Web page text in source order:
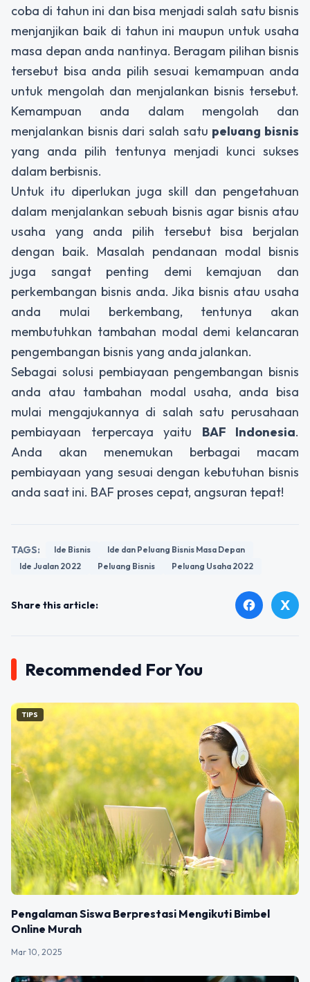
coba di tahun ini dan bisa menjadi salah satu bisnis
menjanjikan baik di tahun ini maupun untuk usaha
masa depan anda nantinya. Beragam pilihan bisnis
tersebut bisa anda pilih sesuai kemampuan anda
untuk mengolah dan menjalankan bisnis tersebut.
Kemampuan anda dalam mengolah dan
menjalankan bisnis dari salah satu peluang bisnis
yang anda pilih tentunya menjadi kunci sukses
dalam berbisnis.
Untuk itu diperlukan juga skill dan pengetahuan
dalam menjalankan sebuah bisnis agar bisnis atau
usaha yang anda pilih tersebut bisa berjalan
dengan baik. Masalah pendanaan modal bisnis
juga sangat penting demi kemajuan dan
perkembangan bisnis anda. Jika bisnis atau usaha
anda mulai berkembang, tentunya akan
membutuhkan tambahan modal demi kelancaran
pengembangan bisnis yang anda jalankan.
Sebagai solusi pembiayaan pengembangan bisnis
anda atau tambahan modal usaha, anda bisa
mulai mengajukannya di salah satu perusahaan
pembiayaan terpercaya yaitu BAF Indonesia.
Anda akan menemukan berbagai macam
pembiayaan yang sesuai dengan kebutuhan bisnis
anda saat ini. BAF proses cepat, angsuran tepat!
TAGS: Ide Bisnis
Ide dan Peluang Bisnis Masa Depan
Ide Jualan 2022
Peluang Bisnis Peluang Usaha 2022
Share this article: facebook X
Recommended For You
TIPS
Pengalaman Siswa Berprestasi Mengikuti Bimbel
Online Murah
Mar 10, 2025